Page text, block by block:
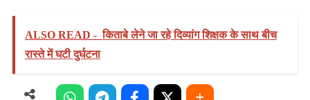
ALSO READ - किताबे लेने जा रहे दिव्यांग शिक्षक के साथ बीच
रास्ते में घटी दुर्घटना